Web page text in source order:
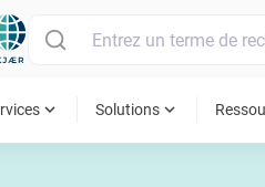
expand_more Solutions expand_more